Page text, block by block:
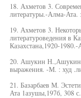
18. Ахметов 3.
литературы.-Алма-Ата.
19. Ахметов 3.
литературоведения в
Казахстана,1920-
20. Ашукин
выражения. -М. : худ
21. Базарбаев М.
Ата 1азушы,197б, 308 с.